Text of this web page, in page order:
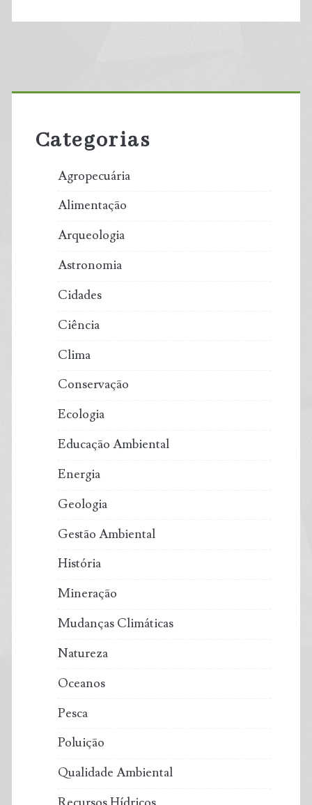
Primary
Sidebar
Categorias
Agropecuária
Alimentação
Arqueologia
Astronomia
Cidades
Ciência
Clima
Conservação
Ecologia
Educação Ambiental
Energia
Geologia
Gestão Ambiental
História
Mineração
Mudanças Climáticas
Natureza
Oceanos
Pesca
Poluição
Qualidade Ambiental